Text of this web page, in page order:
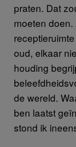
praten. Dat
moeten
oud, elkaar
houding
de wereld.
ben laatst
stond ik